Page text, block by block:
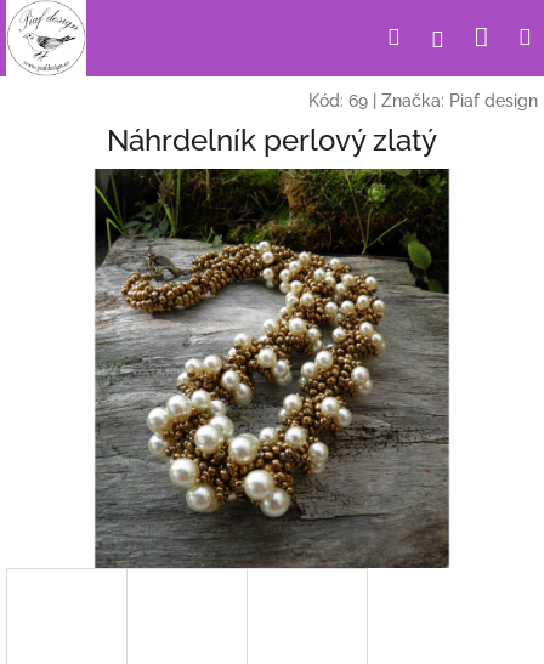
Přejít
na
obsah
HledatPřihlášení
Kód: 69 Značka: Piaf design
Náhrdelník perlový zlatý